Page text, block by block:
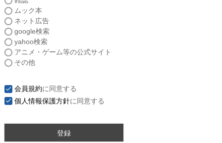
ムック本
ネット広告
google検索
yahoo検索
アニメ・ゲーム等の公式サイト
その他
会員規約に同意する
個人情報保護方針に同意する
登録